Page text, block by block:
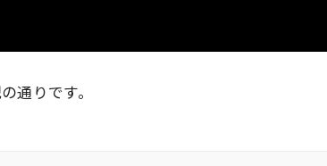
通りです。